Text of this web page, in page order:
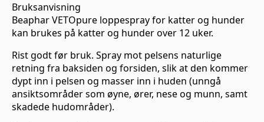
Bruksanvisning
Beaphar VETOpure loppespray for katter og hunder
kan brukes på katter og hunder over 12 uker.
Rist godt før bruk. Spray mot pelsens naturlige
retning fra baksiden og forsiden, slik at den kommer
dypt inn i pelsen og masser inn i huden (unngå
ansiktsområder som øyne, ører, nese og munn, samt
skadede hudområder).